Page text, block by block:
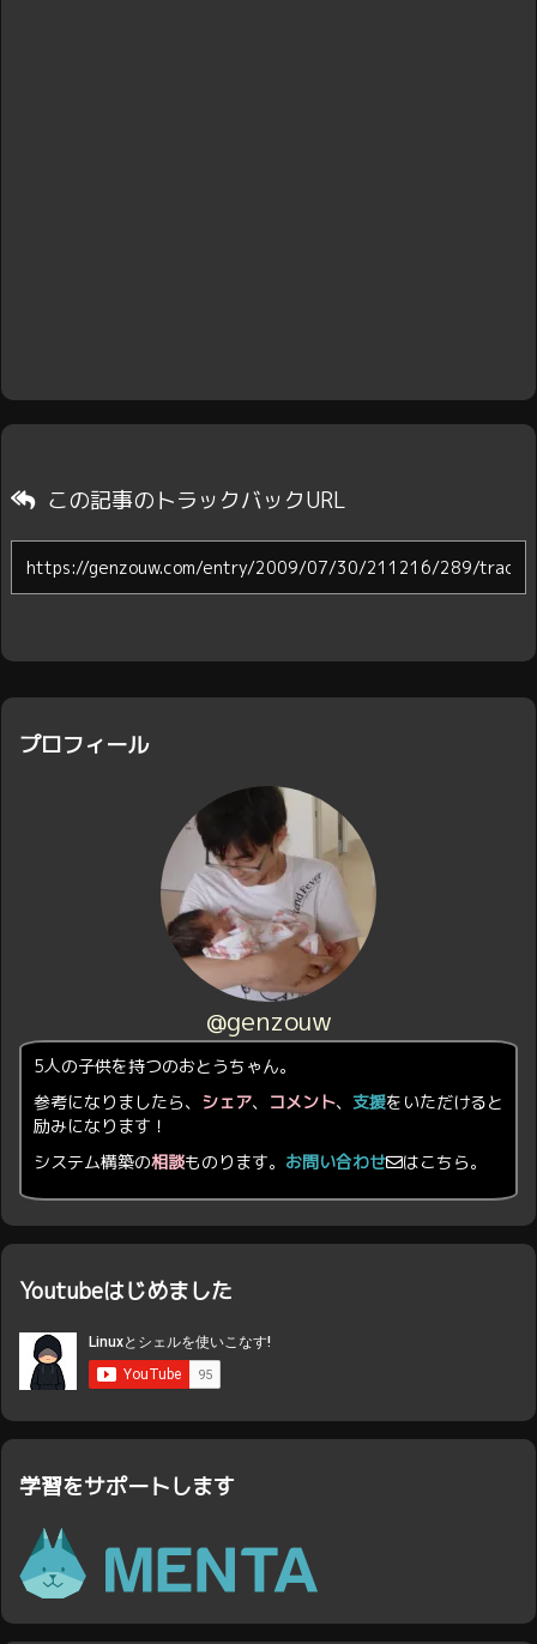
この記事のトラックバックURL
プロフィール
@genzouw
5人の子供を持つのおとうちゃん。
参考になりましたら、 シェア、 コメント、 支援をいただけると
励みになります！
システム構築の相談ものります。 お問い合わせ はこちら。
Youtubeはじめました
学習をサポートします